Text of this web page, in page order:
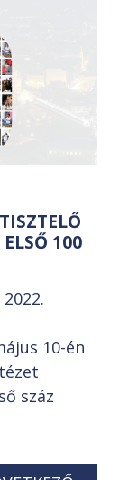
100
10-én
száz